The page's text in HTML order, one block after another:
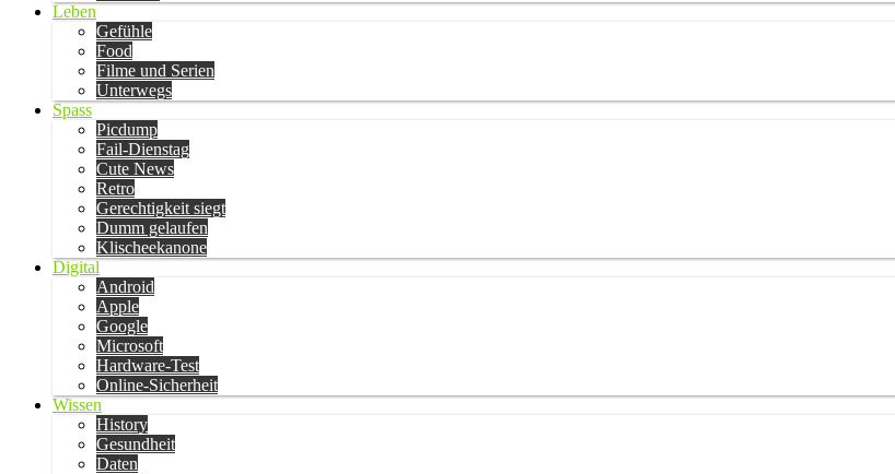
Leben
Gefühle
Food
Filme und Serien
Unterwegs
Spass
Picdump
Fail-Dienstag
Cute News
Retro
Gerechtigkeit siegt
Dumm gelaufen
Klischeekanone
Digital
Android
Apple
Google
Microsoft
Hardware-Test
Online-Sicherheit
Wissen
History
Gesundheit
Daten